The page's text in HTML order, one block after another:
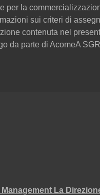
la
sui criteri di
contenuta nel
da parte di AcomeA
Il Management La